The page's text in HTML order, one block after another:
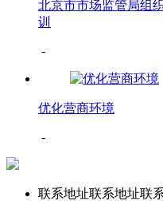
北京市市场监管局组
训
-
优化营商环境
-
联系地址联系地址联